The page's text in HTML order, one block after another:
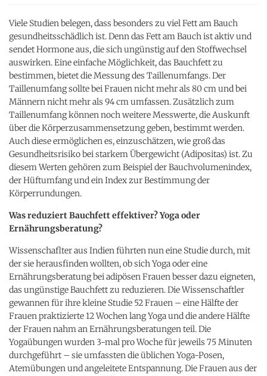
Viele Studien belegen, dass besonders zu viel Fett am Bauch
gesundheitsschädlich ist. Denn das Fett am Bauch ist aktiv und
sendet Hormone aus, die sich ungünstig auf den Stoffwechsel
auswirken. Eine einfache Möglichkeit, das Bauchfett zu
bestimmen, bietet die Messung des Taillenumfangs. Der
Taillenumfang sollte bei Frauen nicht mehr als 80 cm und bei
Männern nicht mehr als 94 cm umfassen. Zusätzlich zum
Taillenumfang können noch weitere Messwerte, die Auskunft
über die Körperzusammensetzung geben, bestimmt werden.
Auch diese ermöglichen es, einzuschätzen, wie groß das
Gesundheitsrisiko bei starkem Übergewicht (Adipositas) ist. Zu
diesem Werten gehören zum Beispiel der Bauchvolumenindex,
der Hüftumfang und ein Index zur Bestimmung der
Körperrundungen.
Was reduziert Bauchfett effektiver? Yoga oder
Ernährungsberatung?
Wissenschaflter aus Indien führten nun eine Studie durch, mit
der sie herausfinden wollten, ob sich Yoga oder eine
Ernährungsberatung bei adipösen Frauen besser dazu eigneten,
das ungünstige Bauchfett zu reduzieren. Die Wissenschaftler
gewannen für ihre kleine Studie 52 Frauen – eine Hälfte der
Frauen praktizierte 12 Wochen lang Yoga und die andere Hälfte
der Frauen nahm an Ernährungsberatungen teil. Die
Yogaübungen wurden 3-mal pro Woche für jeweils 75 Minuten
durchgeführt – sie umfassten die üblichen Yoga-Posen,
Atemübungen und angeleitete Entspannung. Die Frauen aus der